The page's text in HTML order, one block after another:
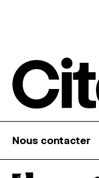
Nous contacter